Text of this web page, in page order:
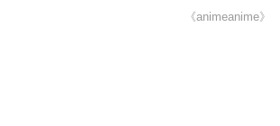
《animeanime》